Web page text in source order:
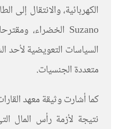
الكهربائية، والانتقال إلى
السياسات التعويضية لأحد
متعددة الجنسيات.
كما أشارت وثيقة معهد
نتيجة لأزمة رأس المال